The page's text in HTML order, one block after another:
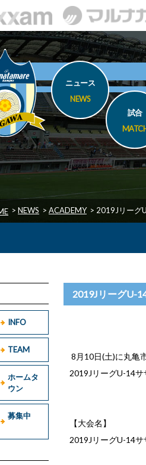
ニュース
NEWS
試合
> NEWS > ACADEMY > 2019Jリーグ
INFO
TEAM
ホームタ
ウン
募集中
2019JリーグU-
8月10日(土)に丸亀
2019JリーグU-14サ
【大会名】
2019JリーグU-14サ